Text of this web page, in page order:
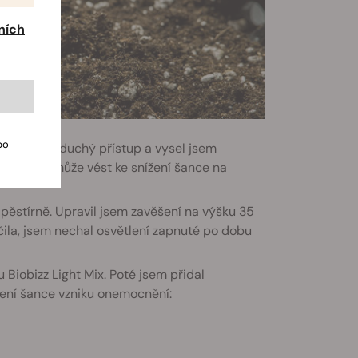
jednoduchý přístup a vysel jsem
toto může vést ke snížení šance na
Upravil jsem zavěšení na výšku 35
jsem nechal osvětlení zapnuté po dobu
Biobizz Light Mix. Poté jsem přidal
šance vzniku onemocnění: